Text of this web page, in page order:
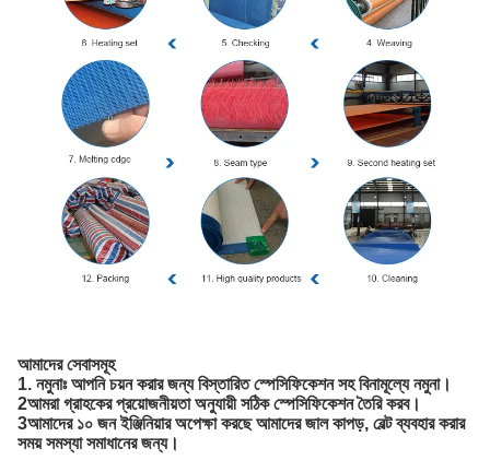
আমাদের সেবাসমূহ
1. নমুনাঃ আপনি চয়ন করার জন্য বিস্তারিত স্পেসিফিকেশন সহ বিনামূল্যে নমুনা।
2আমরা গ্রাহকের প্রয়োজনীয়তা অনুযায়ী সঠিক স্পেসিফিকেশন তৈরি করব।
3আমাদের ১০ জন ইঞ্জিনিয়ার অপেক্ষা করছে আমাদের জাল কাপড়, বেল্ট ব্যবহার করার
সময় সমস্যা সমাধানের জন্য।